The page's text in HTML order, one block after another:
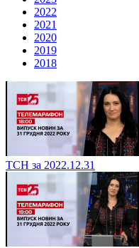
2022
2021
2020
2019
2018
ТСН за 2022.12.31